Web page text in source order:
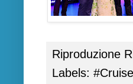
Riproduzione
Labels: #Cruise